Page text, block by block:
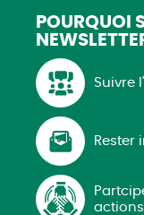
POURQUOI
Suivre
Rester
actions